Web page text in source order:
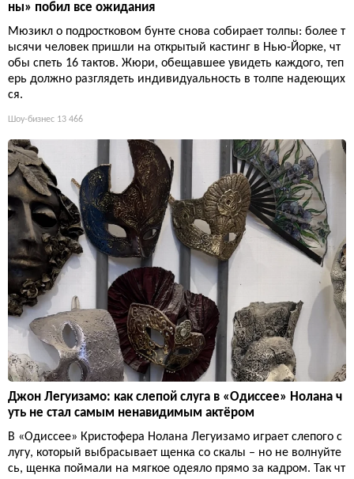
ны» побил все ожидания
Мюзикл о подростковом бунте снова собирает толпы: более т
ысячи человек пришли на открытый кастинг в Нью-Йорке, чт
обы спеть 16 тактов. Жюри, обещавшее увидеть каждого, теп
ерь должно разглядеть индивидуальность в толпе надеющих
ся.
Шоу-бизнес 13 466
Джон Легуизамо: как слепой слуга в «Одиссее» Нолана ч
уть не стал самым ненавидимым актёром
В «Одиссее» Кристофера Нолана Легуизамо играет слепого с
лугу, который выбрасывает щенка со скалы – но не волнуйте
сь, щенка поймали на мягкое одеяло прямо за кадром. Так чт